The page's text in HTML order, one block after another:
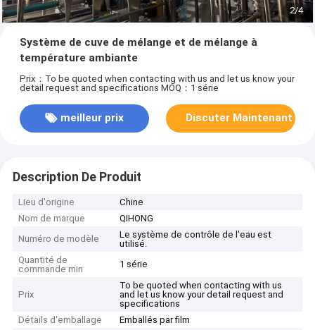
2/4
Système de cuve de mélange et de mélange à
température ambiante
Prix：To be quoted when contacting with us and let us know your
detail request and specifications MOQ：1 série
meilleur prix Discuter Maintenant
Description De Produit
Lieu d'origine
Chine
Nom de marque
QIHONG
Numéro de modèle
Le système de contrôle de l'eau est
utilisé.
Quantité de
commande min
1 série
Prix
To be quoted when contacting with us
and let us know your detail request and
specifications
Détails d'emballage
Emballés par film